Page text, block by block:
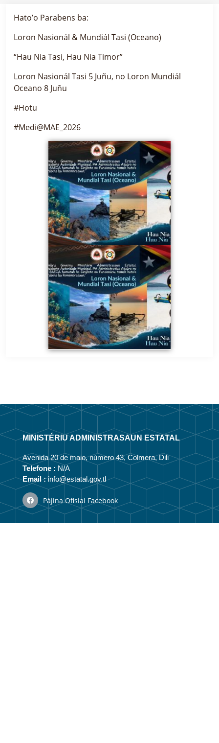
Hato’o Parabens ba:
Loron Nasionál & Mundiál Tasi (Oceano)
“Hau Nia Tasi, Hau Nia Timor”
Loron Nasionál Tasi 5 Juñu, no Loron Mundiál
Oceano 8 Juñu
#Hotu
#Medi@MAE_2026
MINISTÉRIU ADMINISTRASAUN ESTATAL
Avenida 20 de maio, número 43, Colmera, Dili
Telefone : N/A
Email :info@estatal.gov.tl
Pájina Ofisial Facebook